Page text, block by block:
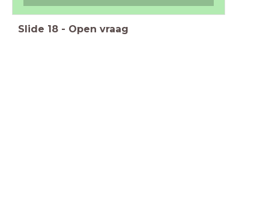
Slide 18 - Open vraag